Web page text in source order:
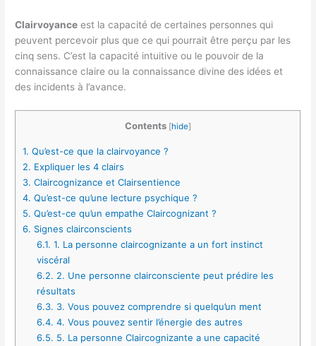
Clairvoyance est la capacité de certaines personnes qui
peuvent percevoir plus que ce qui pourrait être perçu par les
cinq sens. C’est la capacité intuitive ou le pouvoir de la
connaissance claire ou la connaissance divine des idées et
des incidents à l’avance.
Contents [hide]
1. Qu’est-ce que la clairvoyance ?
2. Expliquer les 4 clairs
3. Claircognizance et Clairsentience
4. Qu’est-ce qu’une lecture psychique ?
5. Qu’est-ce qu’un empathe Claircognizant ?
6. Signes clairconscients
6.1. 1. La personne claircognizante a un fort instinct
viscéral
6.2. 2. Une personne clairconsciente peut prédire les
résultats
6.3. 3. Vous pouvez comprendre si quelqu’un ment
6.4. 4. Vous pouvez sentir l’énergie des autres
6.5. 5. La personne Claircognizante a une capacité